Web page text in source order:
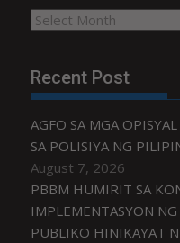
Archives
Recent Post
AGFO SA MGA
SA POLISIYA NG
August 7, 2026
PBBM HUMIRIT SA
IMPLEMENTASYON NG
PUBLIKO HINIKAYAT